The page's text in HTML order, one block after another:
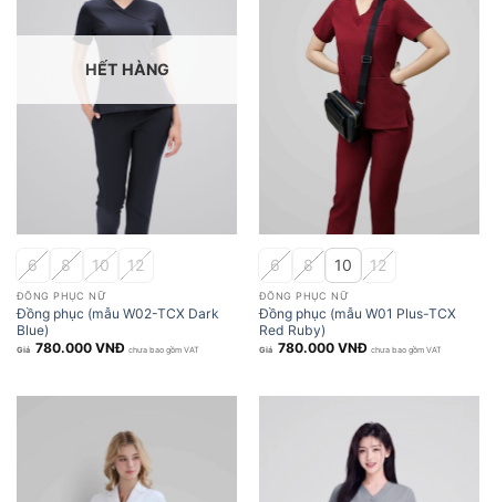
HẾT HÀNG
6 8 10 12
ĐỒNG PHỤC NỮ
Đồng phục (mẫu W02-TCX Dark
Blue)
780.000VNĐ chưa bao gồm VAT
6 8 10 12
ĐỒNG PHỤC NỮ
Đồng phục (mẫu W01 Plus-TCX
Red Ruby)
780.000VNĐ chưa bao gồm VAT